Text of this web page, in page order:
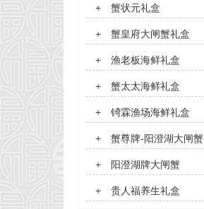
+ 蟹状元礼盒
+ 蟹皇府大闸蟹礼盒
+ 渔老板海鲜礼盒
+ 蟹太太海鲜礼盒
+ 锜霖渔场海鲜礼盒
+ 蟹尊牌-阳澄湖大闸蟹
+ 阳澄湖牌大闸蟹
+ 贵人福养生礼盒